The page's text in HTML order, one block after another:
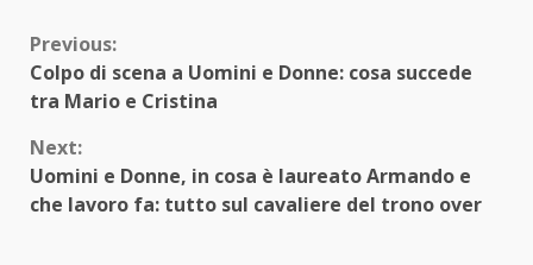
Continue
Reading
Previous:
Colpo di scena a Uomini e Donne: cosa succede
tra Mario e Cristina
Next:
Uomini e Donne, in cosa è laureato Armando e
che lavoro fa: tutto sul cavaliere del trono over